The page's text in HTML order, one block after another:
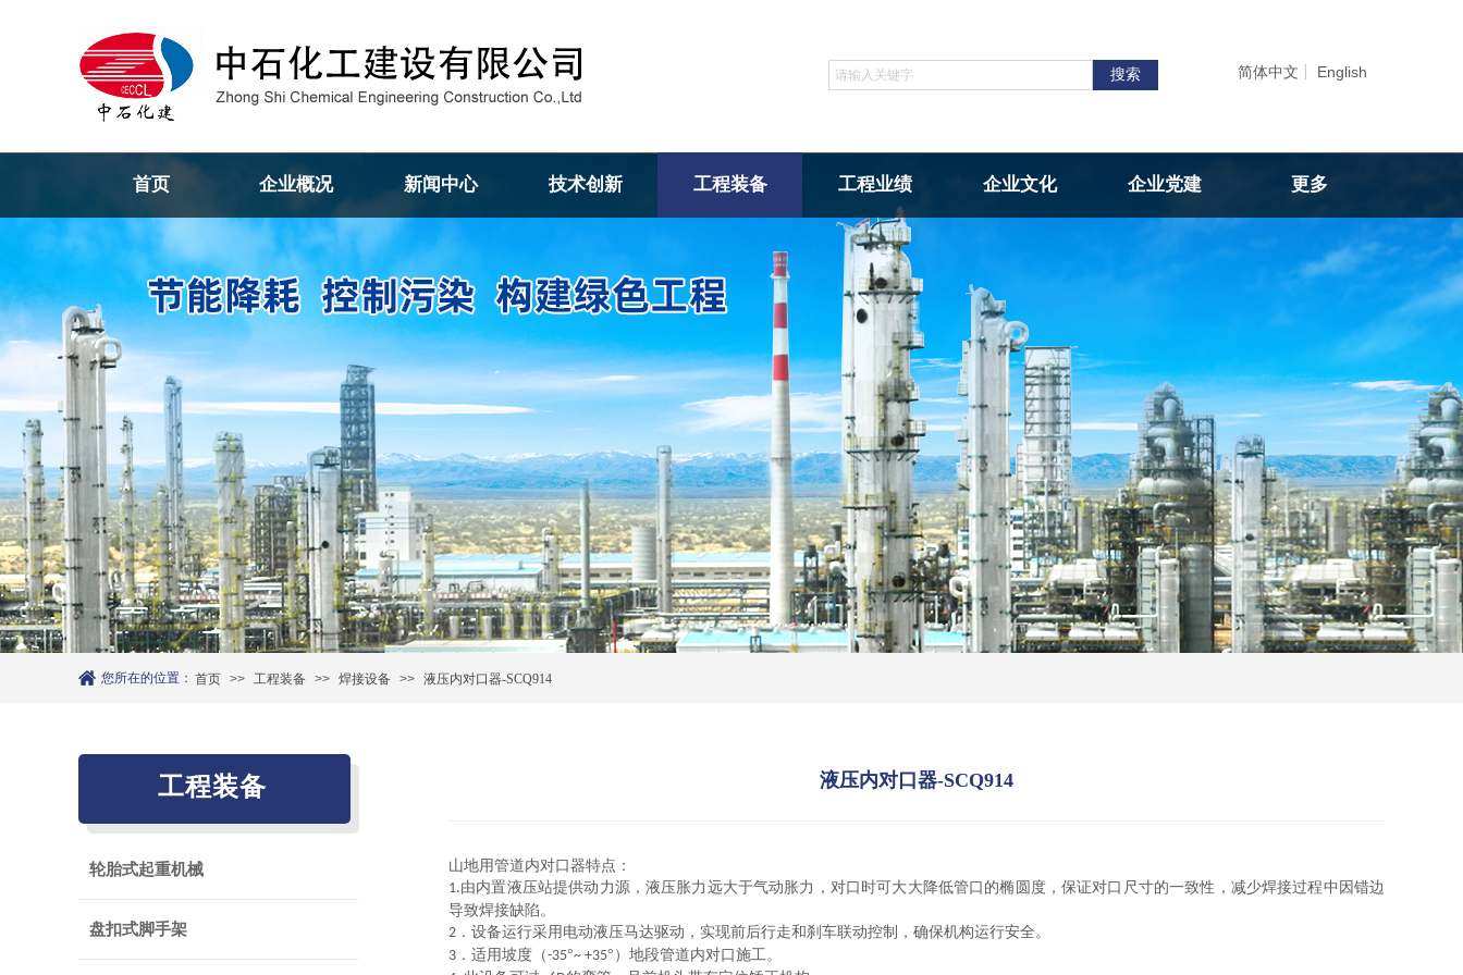
简体中文 English
搜索
首页 企业概况 新闻中心 技术创新 工程装备 工程业绩 企业文化 企业党建 更多
首页 >> 工程装备 >> 焊接设备 >> 液压内对口器-SCQ914
您所在的位置：
工程装备 液压内对口器-SCQ914
山地用管道内对口器特点：
1.由内置液压站提供动力源，液压胀力远大于气动胀力，对口时可大大降低管口的椭圆 度，保证对口尺寸的一致性，减少焊接过程中因错边
导致焊接缺陷。
2 ．设备运行采用电动液压马达驱动，实现前后行走和刹 车联动控制，确保机构运行安全。
3 ．适用坡度（-35°~ +35°）地段管道内对口施工。
轮胎式起重机械
盘扣式脚手架